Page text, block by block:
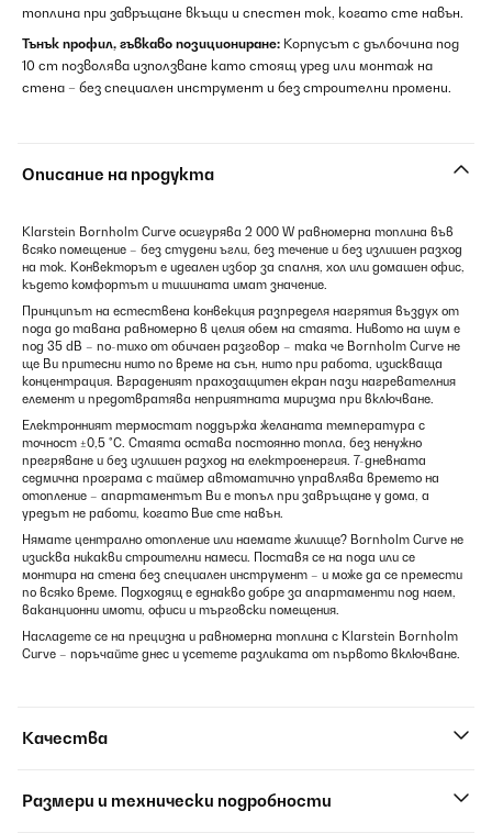
топлина при завръщане вкъщи и спестен ток, когато сте навън.
Тънък профил, гъвкаво позициониране: Корпусът с дълбочина под
10 cm позволява използване като стоящ уред или монтаж на
стена – без специален инструмент и без строителни промени.
Описание на продукта
Klarstein Bornholm Curve осигурява 2 000 W равномерна топлина във
всяко помещение – без студени ъгли, без течение и без излишен разход
на ток. Конвекторът е идеален избор за спалня, хол или домашен офис,
където комфортът и тишината имат значение.
Принципът на естествена конвекция разпределя нагрятия въздух от
пода до тавана равномерно в целия обем на стаята. Нивото на шум е
под 35 dB – по-тихо от обичаен разговор – така че Bornholm Curve не
ще Ви притесни нито по време на сън, нито при работа, изискваща
концентрация. Вграденият прахозащитен екран пази нагревателния
елемент и предотвратява неприятната миризма при включване.
Електронният термостат поддържа желаната температура с
точност ±0,5 °C. Стаята остава постоянно топла, без ненужно
прегряване и без излишен разход на електроенергия. 7-дневната
седмична програма с таймер автоматично управлява времето на
отопление – апартаментът Ви е топъл при завръщане у дома, а
уредът не работи, когато Вие сте навън.
Нямате централно отопление или наемате жилище? Bornholm Curve не
изисква никакви строителни намеси. Поставя се на пода или се
монтира на стена без специален инструмент – и може да се премести
по всяко време. Подходящ е еднакво добре за апартаменти под наем,
ваканционни имоти, офиси и търговски помещения.
Насладете се на прецизна и равномерна топлина с Klarstein Bornholm
Curve – поръчайте днес и усетете разликата от първото включване.
Качества
Размери и технически подробности